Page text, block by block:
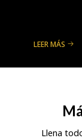
LEER MÁS
Llena